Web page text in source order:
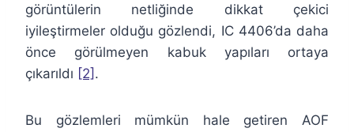
görüntülerin netliğinde dikkat çekici
iyileştirmeler olduğu gözlendi, IC 4406’da daha
önce görülmeyen kabuk yapıları ortaya
çıkarıldı [2] .
Bu gözlemleri mümkün hale getiren AOF